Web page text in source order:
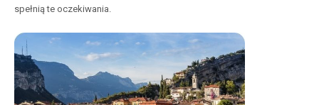
spełnią te oczekiwania.